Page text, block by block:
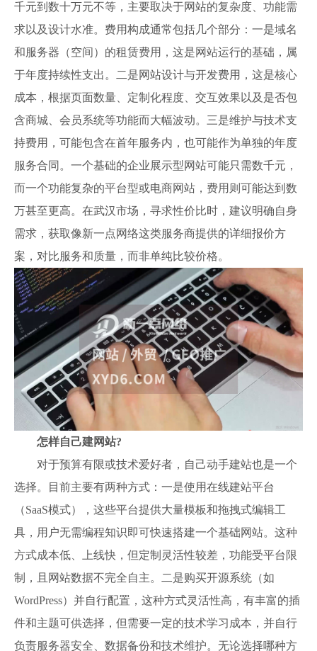
千元到数十万元不等，主要取决于网站的复杂度、功能需
求以及设计水准。费用构成通常包括几个部分：一是域名
和服务器（空间）的租赁费用，这是网站运行的基础，属
于年度持续性支出。二是网站设计与开发费用，这是核心
成本，根据页面数量、定制化程度、交互效果以及是否包
含商城、会员系统等功能而大幅波动。三是维护与技术支
持费用，可能包含在首年服务内，也可能作为单独的年度
服务合同。一个基础的企业展示型网站可能只需数千元，
而一个功能复杂的平台型或电商网站，费用则可能达到数
万甚至更高。在武汉市场，寻求性价比时，建议明确自身
需求，获取像新一点网络这类服务商提供的详细报价方
案，对比服务和质量，而非单纯比较价格。
怎样自己建网站?
对于预算有限或技术爱好者，自己动手建站也是一个
选择。目前主要有两种方式：一是使用在线建站平台
（SaaS模式），这些平台提供大量模板和拖拽式编辑工
具，用户无需编程知识即可快速搭建一个基础网站。这种
方式成本低、上线快，但定制灵活性较差，功能受平台限
制，且网站数据不完全自主。二是购买开源系统（如
WordPress）并自行配置，这种方式灵活性高，有丰富的插
件和主题可供选择，但需要一定的技术学习成本，并自行
负责服务器安全、数据备份和技术维护。无论选择哪种方